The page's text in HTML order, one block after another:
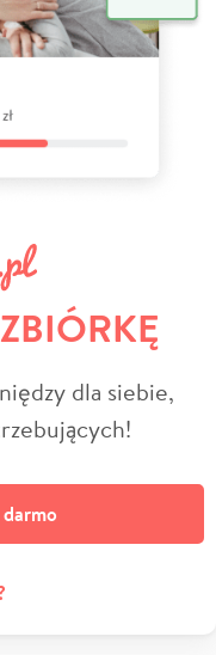
dla siebie,